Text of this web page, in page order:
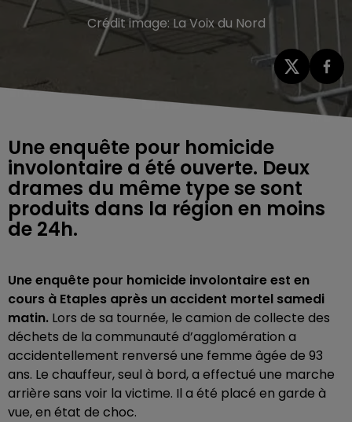
Crédit image: La Voix du Nord
Une enquête pour homicide
involontaire a été ouverte. Deux
drames du même type se sont
produits dans la région en moins
de 24h.
Une enquête pour homicide involontaire est en
cours à Etaples après un accident mortel samedi
matin. Lors de sa tournée, le camion de collecte des
déchets de la communauté d’agglomération a
accidentellement renversé une femme âgée de 93
ans. Le chauffeur, seul à bord, a effectué une marche
arrière sans voir la victime. Il a été placé en garde à
vue, en état de choc.